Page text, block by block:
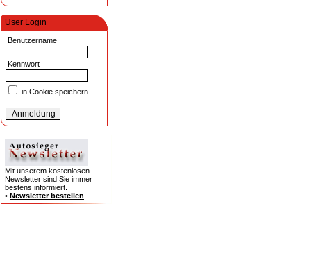
User Login
Benutzername
Kennwort
in Cookie speichern
Mit unserem kostenlosen
Newsletter sind Sie immer
bestens informiert.
• Newsletter bestellen